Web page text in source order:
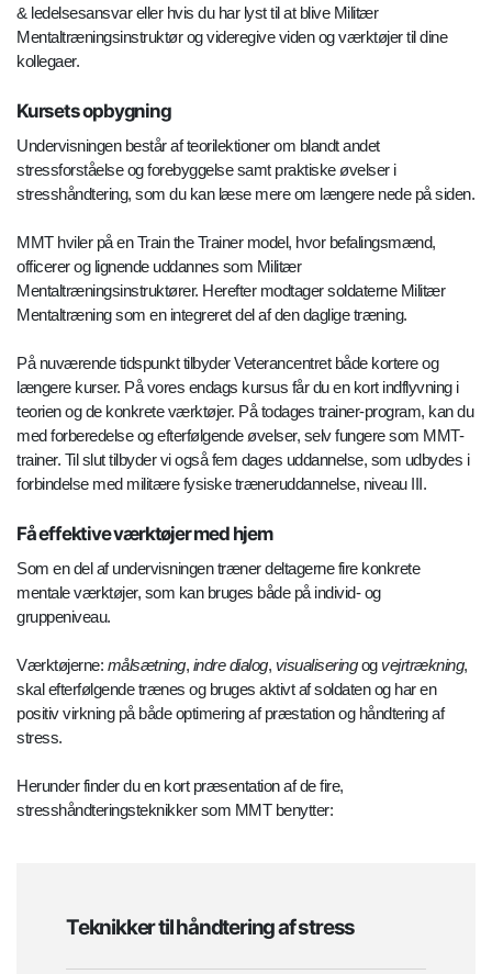
& ledelsesansvar eller hvis du har lyst til at blive Militær
Mentaltræningsinstruktør og videregive viden og værktøjer til dine
kollegaer.
Kursets opbygning
Undervisningen består af teorilektioner om blandt andet
stressforståelse og forebyggelse samt praktiske øvelser i
stresshåndtering, som du kan læse mere om længere nede på siden.
MMT hviler på en Train the Trainer model, hvor befalingsmænd,
officerer og lignende uddannes som Militær
Mentaltræningsinstruktører. Herefter modtager soldaterne Militær
Mentaltræning som en integreret del af den daglige træning.
På nuværende tidspunkt tilbyder Veterancentret både kortere og
længere kurser. På vores endags kursus får du en kort indflyvning i
teorien og de konkrete værktøjer. På todages trainer-program, kan du
med forberedelse og efterfølgende øvelser, selv fungere som MMT-
trainer. Til slut tilbyder vi også fem dages uddannelse, som udbydes i
forbindelse med militære fysiske træneruddannelse, niveau III.
Få effektive værktøjer med hjem
Som en del af undervisningen træner deltagerne fire konkrete
mentale værktøjer, som kan bruges både på individ- og
gruppeniveau.
Værktøjerne: målsætning, indre dialog, visualiseringog vejrtrækning,
skal efterfølgende trænes og bruges aktivt af soldaten og har en
positiv virkning på både optimering af præstation og håndtering af
stress.
Herunder finder du en kort præsentation af de fire,
stresshåndteringsteknikker som MMT benytter:
Teknikker til håndtering af stress